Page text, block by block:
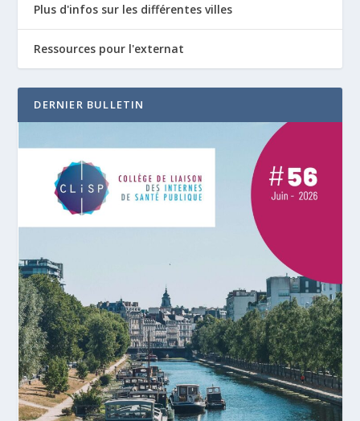
Plus d'infos sur les différentes villes
Ressources pour l'externat
DERNIER BULLETIN